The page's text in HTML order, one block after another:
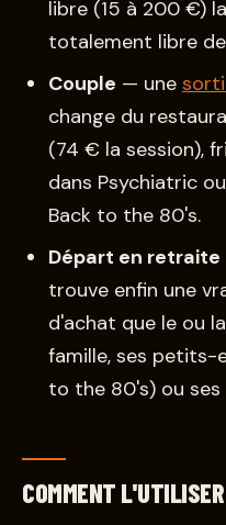
libre (15 à 200 €)
totalement libre
Couple — une
change du
(74 € la session),
dans Psychiatric
Back to the 80's.
Départ en retraite
trouve enfin une
d'achat que le ou
famille, ses petits-
to the 80's) ou ses
COMMENT L'UTILISER